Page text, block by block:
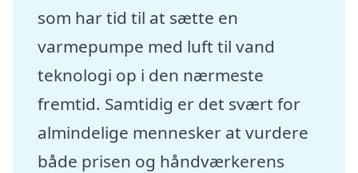
som har tid til at sætte en
varmepumpe med luft til vand
teknologi op i den nærmeste
fremtid. Samtidig er det svært for
almindelige mennesker at vurdere
både prisen og håndværkerens